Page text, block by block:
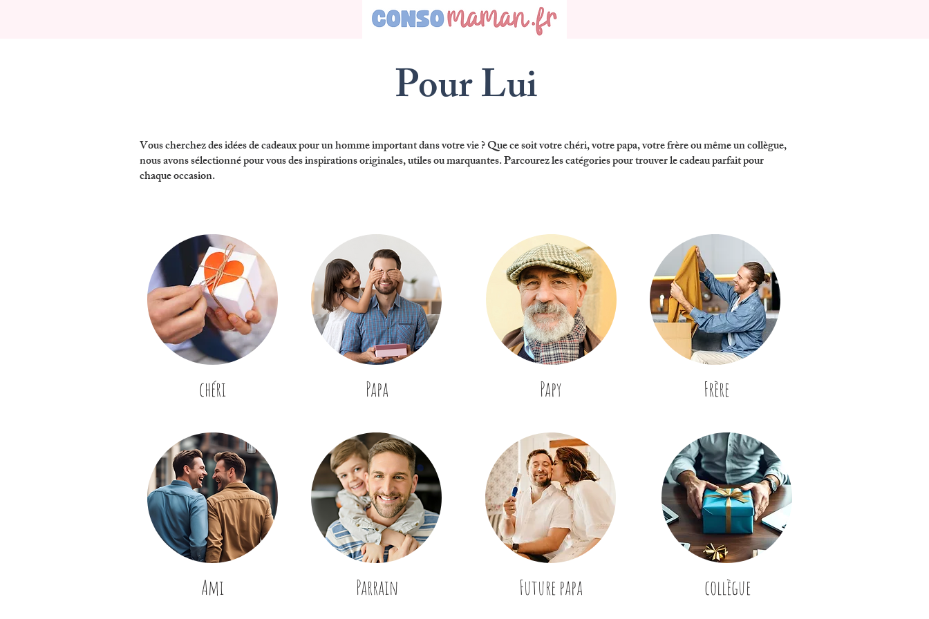
Pour Lui
Vous cherchezdes idées de cadeaux pour un hommeimportant dans votre vie ? Que ce soit votre chéri, votre papa, votre frère ou même un collègue,
nous avons sélectionné pour vousdes inspirations originales, utiles ou marquantes.Parcourez les catégories pour trouver le cadeau parfait pour
chaque occasion.
chéri Papa Papy Frère
Ami Parrain Future papa collègue